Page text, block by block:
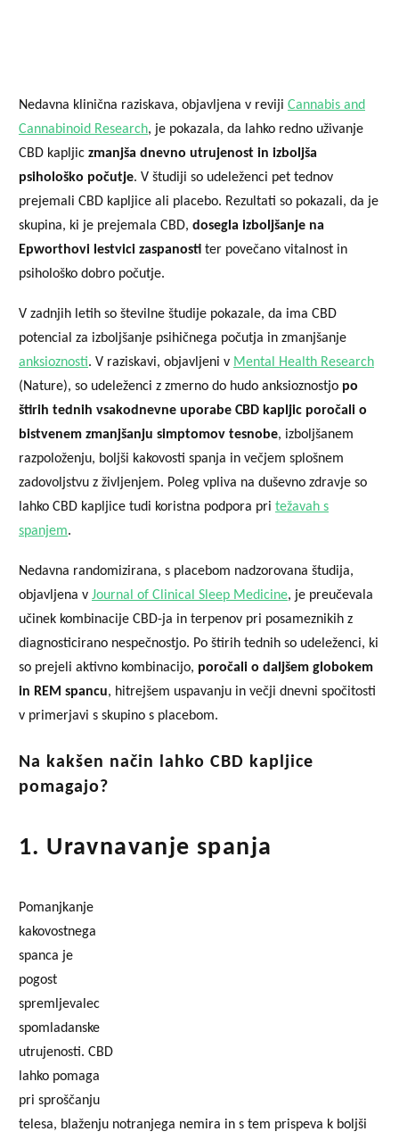
Nedavna klinična raziskava, objavljena v reviji Cannabis and
Cannabinoid Research, je pokazala, da lahko redno uživanje
CBD kapljic zmanjša dnevno utrujenost in izboljša
psihološko počutje. V študiji so udeleženci pet tednov
prejemali CBD kapljice ali placebo. Rezultati so pokazali, da je
skupina, ki je prejemala CBD, dosegla izboljšanje na
Epworthovi lestvici zaspanosti ter povečano vitalnost in
psihološko dobro počutje.
V zadnjih letih so številne študije pokazale, da ima CBD
potencial za izboljšanje psihičnega počutja in zmanjšanje
anksioznosti. V raziskavi, objavljeni v Mental Health Research
(Nature), so udeleženci z zmerno do hudo anksioznostjo po
štirih tednih vsakodnevne uporabe CBD kapljic poročali o
bistvenem zmanjšanju simptomov tesnobe, izboljšanem
razpoloženju, boljši kakovosti spanja in večjem splošnem
zadovoljstvu z življenjem. Poleg vpliva na duševno zdravje so
lahko CBD kapljice tudi koristna podpora pri težavah s
spanjem.
Nedavna randomizirana, s placebom nadzorovana študija,
objavljena v Journal of Clinical Sleep Medicine, je preučevala
učinek kombinacije CBD-ja in terpenov pri posameznikih z
diagnosticirano nespečnostjo. Po štirih tednih so udeleženci, ki
so prejeli aktivno kombinacijo, poročali o daljšem globokem
in REM spancu, hitrejšem uspavanju in večji dnevni spočitosti
v primerjavi s skupino s placebom.
Na kakšen način lahko CBD kapljice
pomagajo?
1. Uravnavanje spanja
Pomanjkanje
kakovostnega
spanca je
pogost
spremljevalec
spomladanske
utrujenosti. CBD
lahko pomaga
pri sproščanju
telesa, blaženju notranjega nemira in s tem prispeva k boljši